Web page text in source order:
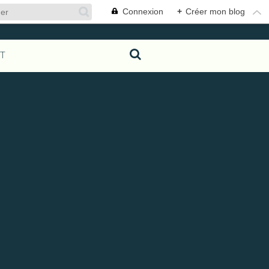
Connexion + Créer mon blog